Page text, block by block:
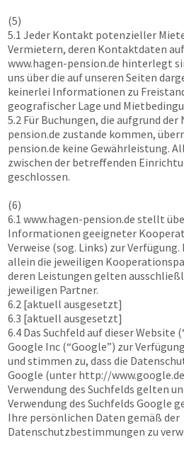
(5)
5.1 Jeder Kontakt potenzieller
Vermietern, deren Kontaktdaten
www.hagen-pension.de hinterlegt
uns über die auf unseren Seiten
keinerlei Informationen zu
geografischer Lage und
5.2 Für Buchungen, die aufgrund der
pension.de zustande kommen,
pension.de keine Gewährleistung.
zwischen der betreffenden
geschlossen.
(6)
6.1 www.hagen-pension.de stellt
Informationen geeigneter
Verweise (sog. Links) zur
allein die jeweiligen
deren Leistungen gelten
jeweiligen Partner.
6.2 [aktuell ausgesetzt]
6.3 [aktuell ausgesetzt]
6.4 Das Suchfeld auf dieser Website
Google Inc (“Google”) zur
und stimmen zu, dass die
Google (unter http://
Verwendung des Suchfelds gelten
Verwendung des Suchfelds Google
Ihre persönlichen Daten gemäß der
Datenschutzbestimmungen zu